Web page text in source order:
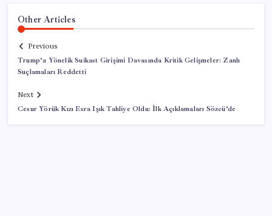
Other Articles
Previous
Trump’a Yönelik Suikast Girişimi Davasında Kritik Gelişmeler: Zanlı
Suçlamaları Reddetti
Next
Cesur Yörük Kızı Esra Işık Tahliye Oldu: İlk Açıklamaları Sözcü’de